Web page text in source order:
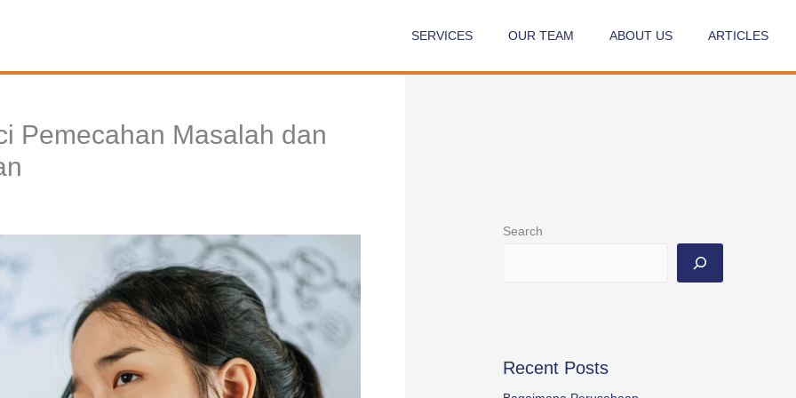
SERVICES OUR TEAM ABOUT US ARTICLES
Pemecahan Masalah dan
Search
Recent Posts